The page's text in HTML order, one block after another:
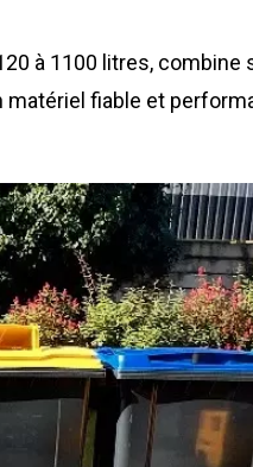
à 1100 litres, combine
matériel fiable et
Z.A.,
77590
Tél : 01